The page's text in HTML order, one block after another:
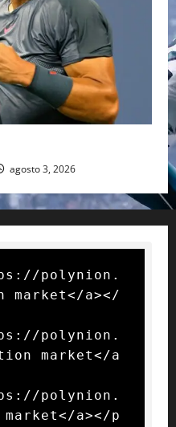
agosto 3, 2026
polynion.
market</a></
polynion.
market</a
polynion.
a></p